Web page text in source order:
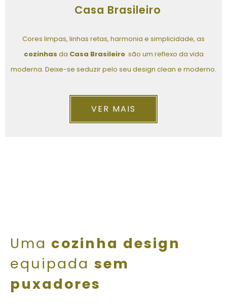
Casa Brasileiro
Cores limpas, linhas retas, harmonia e simplicidade, as
cozinhas da Casa Brasileirosão um reflexo da vida
moderna. Deixe-se seduzir pelo seu design clean e moderno.
VER MAIS
Uma cozinha design
equipada sem
puxadores